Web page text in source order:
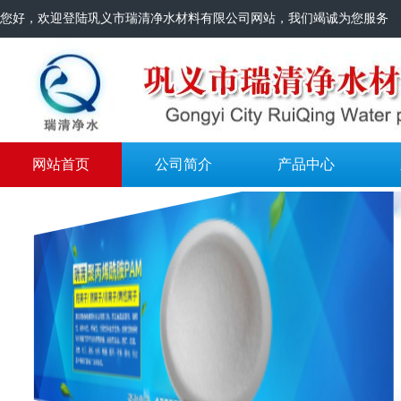
您好，欢迎登陆巩义市瑞清净水材料有限公司网站，我们竭诚为您服务
网站首页 公司简介 产品中心